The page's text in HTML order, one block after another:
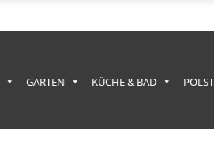
GARTEN KÜCHE & BAD